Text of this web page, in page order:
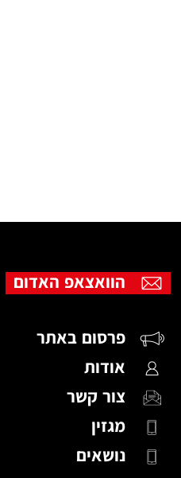
הוואצאפ האדום
פרסום באתר
אודות
צור קשר
מגזין
נושאים